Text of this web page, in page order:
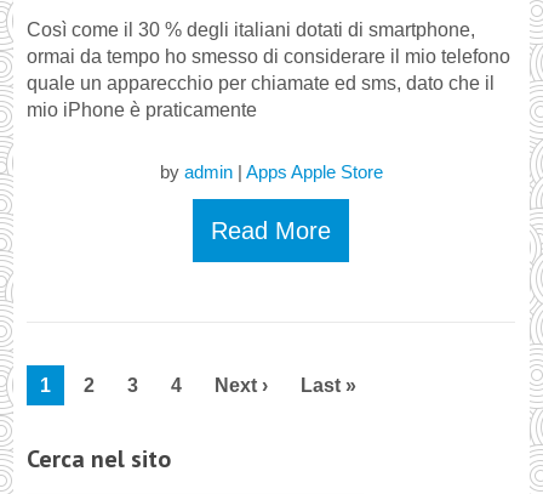
Così come il 30 % degli italiani dotati di smartphone,
ormai da tempo ho smesso di considerare il mio telefono
quale un apparecchio per chiamate ed sms, dato che il
mio iPhone è praticamente
by admin| Apps Apple Store
Read More
1 2 3 4 Next › Last »
Cerca nel sito